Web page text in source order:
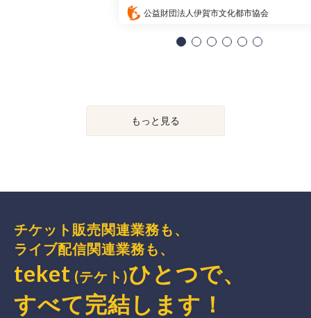
公益財団法人伊賀市文化都市協会
もっと見る
チケット販売関連業務も、
ライブ配信関連業務も、
teket (テケト)ひとつで、
すべて完結 します ！